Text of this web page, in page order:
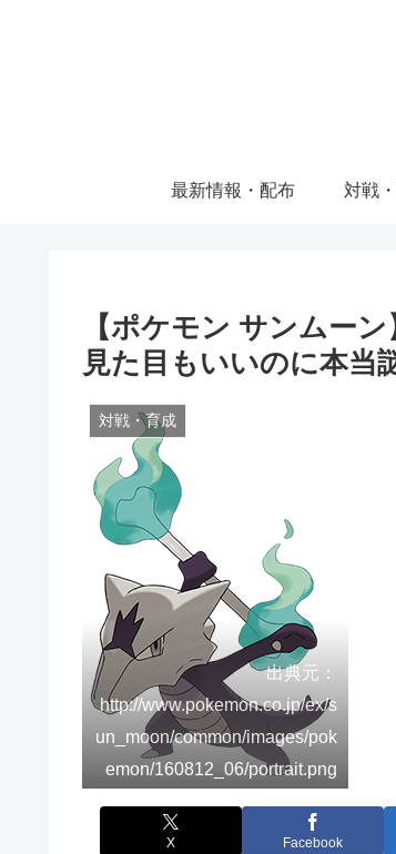
最新情報・配布 対戦
【ポケモン サンムー
見た目もいいのに本当
対戦・育成
出典元：
http://www.pokemon.co.jp/ex/s
un_moon/common/images/pok
emon/160812_06/portrait.png
X Facebook